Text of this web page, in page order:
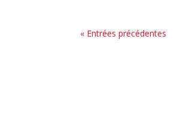
« Entrées précédentes